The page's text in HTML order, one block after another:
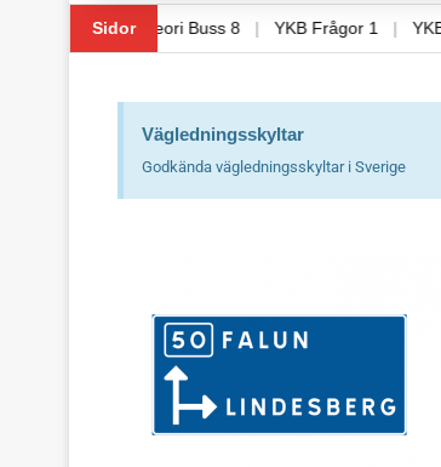
Sidor
Teori Buss 7 | Teori Buss 8 | YKB
Vägledningsskyltar
Godkända vägledningsskyltar i Sverige